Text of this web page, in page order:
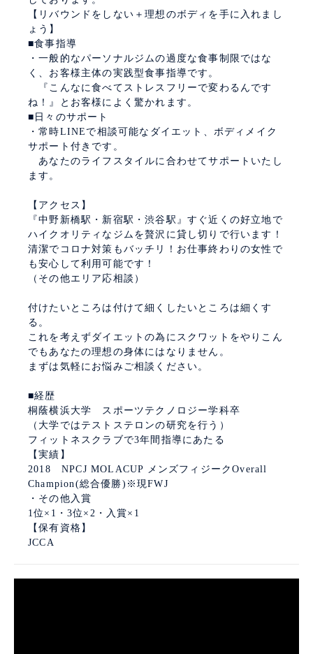
【リバウンドをしない＋理想のボディを手に入れまし
ょう】
■食事指導
・一般的なパーソナルジムの過度な食事制限ではな
く、お客様主体の実践型食事指導です。
『こんなに食べてストレスフリーで変わるんです
ね！』とお客様によく驚かれます。
■日々のサポート
・常時LINEで相談可能なダイエット、ボディメイク
サポート付きです。
あなたのライフスタイルに合わせてサポートいたし
ます。
【アクセス】
『中野新橋駅・新宿駅・渋谷駅』すぐ近くの好立地で
ハイクオリティなジムを贅沢に貸し切りで行います！
清潔でコロナ対策もバッチリ！お仕事終わりの女性で
も安心して利用可能です！
（その他エリア応相談）
付けたいところは付けて細くしたいところは細くす
る。
これを考えずダイエットの為にスクワットをやりこん
でもあなたの理想の身体にはなりません。
まずは気軽にお悩みご相談ください。
■経歴
桐蔭横浜大学 スポーツテクノロジー学科卒
（大学ではテストステロンの研究を行う）
フィットネスクラブで3年間指導にあたる
【実績】
2018 NPCJ MOLACUP メンズフィジークOverall
Champion(総合優勝)※現FWJ
・その他入賞
1位×1・3位×2・入賞×1
【保有資格】
JCCA